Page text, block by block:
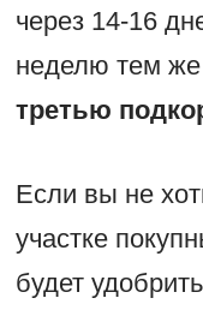
через 14-16
неделю тем же
третью
Если вы не
участке
будет